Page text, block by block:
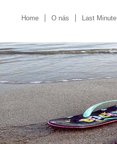
Home O nás Last Minute